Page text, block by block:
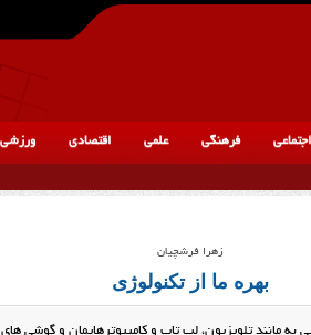
اجتماعی فرهنگی علمی اقتصادی ورزشی
زهرا فرشچیان
بهره ما از تکنولوژی
مانندِ تلویزیون، لپ تاپ و کامپیوترهایمان و گوشی